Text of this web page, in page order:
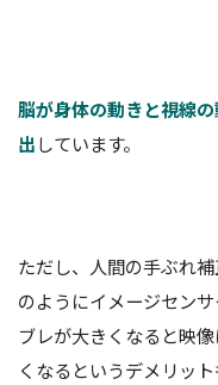
脳が身体の動きと視線
出しています。
ただし、人間の手ぶれ
のようにイメージセン
ブレが大きくなると映
くなるというデメリット